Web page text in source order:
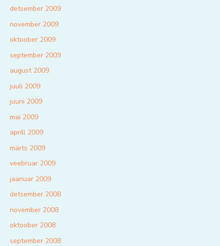
detsember 2009
november 2009
oktoober 2009
september 2009
august 2009
juuli 2009
juuni 2009
mai 2009
aprill 2009
märts 2009
veebruar 2009
jaanuar 2009
detsember 2008
november 2008
oktoober 2008
september 2008